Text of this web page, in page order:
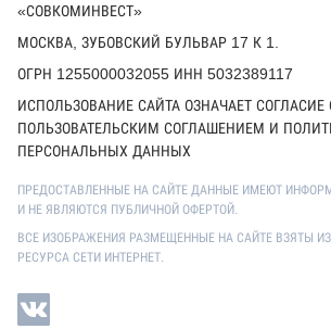
«СОВКОМИНВЕСТ»
МОСКВА, ЗУБОВСКИЙ БУЛЬВАР 17 К 1.
ОГРН 1255000032055 ИНН 5032389117
ИСПОЛЬЗОВАНИЕ САЙТА ОЗНАЧАЕТ СОГЛАСИЕ
ПОЛЬЗОВАТЕЛЬСКИМ СОГЛАШЕНИЕМ И
ПЕРСОНАЛЬНЫХ ДАННЫХ
ПРЕДОСТАВЛЕННЫЕ НА САЙТЕ ДАННЫЕ ИМЕЮТ
И НЕ ЯВЛЯЮТСЯ ПУБЛИЧНОЙ ОФЕРТОЙ.
ВСЕ ИЗОБРАЖЕНИЯ РАЗМЕЩЕННЫЕ НА САЙТЕ ВЗЯТЫ
РЕСУРСА СЕТИ ИНТЕРНЕТ.